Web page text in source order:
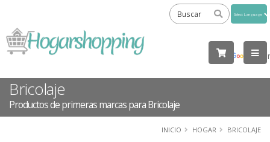
by
Bricolaje
Productos de primeras marcas para Bricolaje
INICIO HOGAR BRICOLAJE